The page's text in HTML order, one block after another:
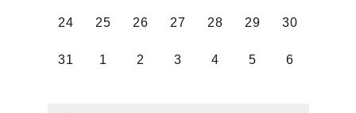
0
24
0
25
0
26
0
27
0
28
0
29
0
30
0
31
0
1
0
2
0
3
0
4
0
5
0
6